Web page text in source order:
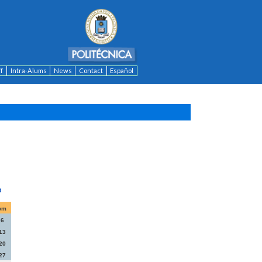
Intra-Alums News Contact Español
6